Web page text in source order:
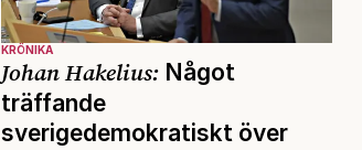
KRÖNIKA
Johan Hakelius: Något
träffande
sverigedemokratiskt över